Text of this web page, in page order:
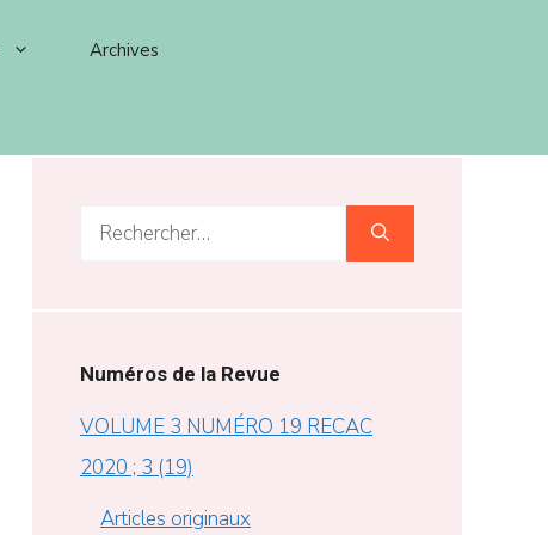
Archives
Rechercher :
Numéros de la Revue
VOLUME 3 NUMÉRO 19 RECAC
2020 ; 3 (19)
Articles originaux